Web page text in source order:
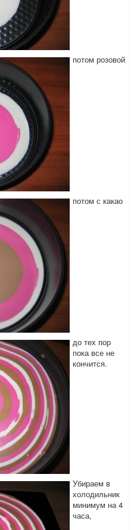
потом розовой
потом с какао
до тех пор
пока все не
кончится.
Убираем в
холодильник
минимум на 4
часа,